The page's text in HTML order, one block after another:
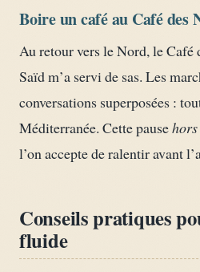
Boire un café au Café des
Au retour vers le Nord, le Café
Saïd m’a servi de sas. Les
conversations superposées :
Méditerranée. Cette pause
l’on accepte de ralentir avant
Conseils pratiques
fluide